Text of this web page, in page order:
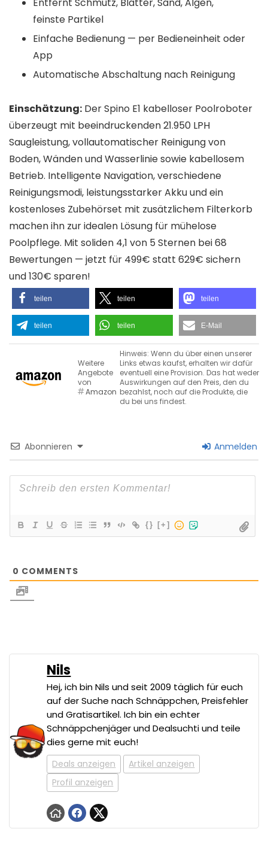
feinste Partikel
Einfache Bedienung — per Bedieneinheit oder
App
Automatische Abschaltung nach Reinigung
Einschätzung: Der Spino E1 kabelloser Poolroboter
überzeugt mit beeindruckenden 21.950 LPH
Saugleistung, vollautomatischer Reinigung von
Boden, Wänden und Wasserlinie sowie kabellosem
Betrieb. Intelligente Navigation, verschiedene
Reinigungsmodi, leistungsstarker Akku und ein
kostenloses Zubehörset mit zusätzlichem Filterkorb
machen ihn zur idealen Lösung für mühelose
Poolpflege. Mit soliden 4,1 von 5 Sternen bei 68
Bewertungen — jetzt für 499€ statt 629€ sichern
und 130€ sparen!
teilen teilen teilen
teilen teilen E-Mail
Weitere
Angebote
von
Amazon
Hinweis: Wenn du über einen unserer
Links etwas kaufst, erhalten wir dafür
eventuell eine Provision. Das hat weder
Auswirkungen auf den Preis, den du
bezahlst, noch auf die Produkte, die
du bei uns findest.
Abonnieren Anmelden
{} [+]
0 COMMENTS
Nils
Hej, ich bin Nils und seit 2009 täglich für euch
auf der Suche nach Schnäppchen, Preisfehler
und Gratisartikel. Ich bin ein echter
Schnäppchenjäger und Dealsuchti und teile
dies gerne mit euch!
Deals anzeigen
Artikel anzeigen
Profil anzeigen